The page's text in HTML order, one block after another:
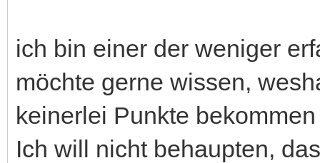
ich bin einer der weniger
möchte gerne wissen,
keinerlei Punkte
Ich will nicht behaupten,